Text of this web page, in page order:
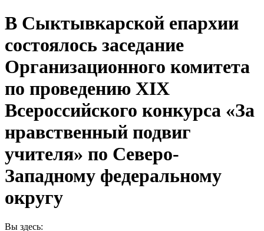
В Сыктывкарской епархии
состоялось заседание
Организационного комитета
по проведению XIX
Всероссийского конкурса «За
нравственный подвиг
учителя» по Северо-
Западному федеральному
округу
Вы здесь: